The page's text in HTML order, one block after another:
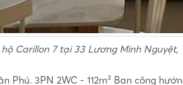
Carillon 7 tại 33 Lương Minh Nguyệt,
Phú. 3PN 2WC - 112m² Ban công